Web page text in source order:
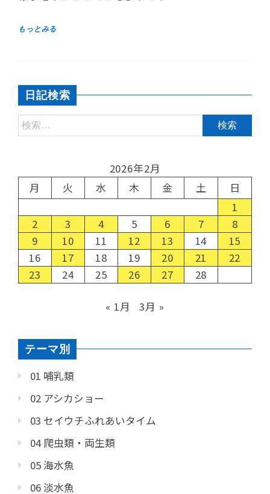
日記検索
2026年2月
月
火 水 木 金 土
日
1
2
3 4 5 6 7
8
9
10 11 12 13 14
15
16
17 18 19 20 21
22
23
24 25 26 27 28
« 1月 3月 »
テーマ別
01 哺乳類
02 アシカショー
03 セイウチふれあいタイム
04 爬虫類・両生類
05 海水魚
06 淡水魚